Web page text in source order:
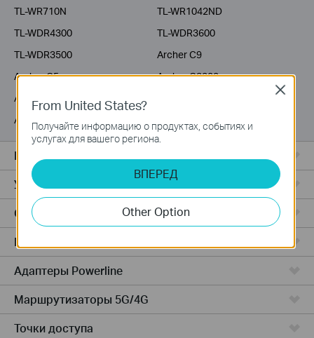
TL-WR710N
TL-WR1042ND
TL-WDR4300
TL-WDR3600
TL-WDR3500
Archer C9
Archer C5
Archer C3200
Archer C2600
Archer C2
Все комплекты Deco
Усилители Wi-Fi
Серия Fusion
Маршрутизаторы ADSL/VDSL
Адаптеры Powerline
Маршрутизаторы 5G/4G
Точки доступа
From United States?
Получайте информацию о продуктах, событиях и
услугах для вашего региона.
ВПЕРЕД
Other Option
Close